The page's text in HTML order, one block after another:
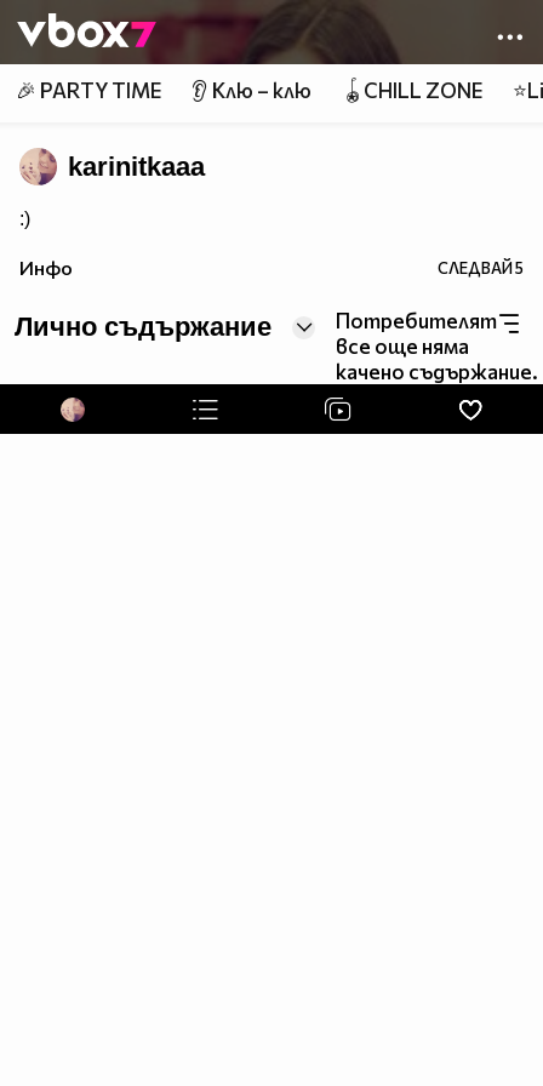
👾
🎉 PARTY TIME 👂 Клю – клю 🪀CHILL ZONE
karinitkaaa
:)
Инфо СЛЕДВАЙ5
Лично съдържание
Потребителят
все още няма
качено съдържание.